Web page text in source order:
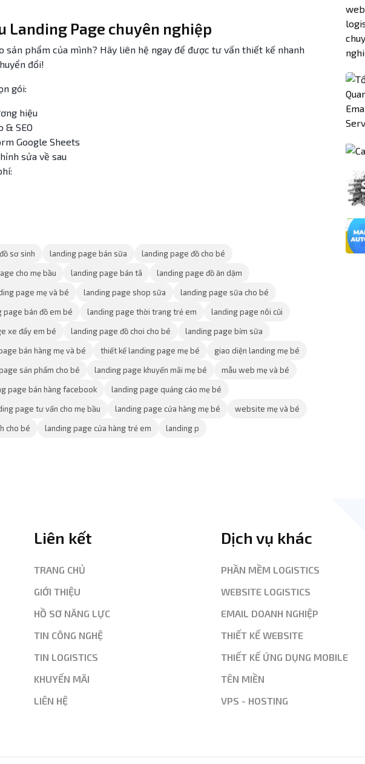
Landing Page chuyên nghiệp
sản phẩm của mình? Hãy liên hệ ngay để được tư vấn thiết kế nhanh
đổi!
gói:
hiệu
& SEO
Google Sheets
sửa về sau
sơ sinh landing page bán sữa
landing page đồ cho bé
cho mẹ bầu landing page bán tã
landing page đồ ăn dặm
page mẹ và bé landing page shop sữa
landing page sữa cho bé
page bán đồ em bé landing page thời trang trẻ em
landing page nôi cũi
xe đẩy em bé landing page đồ chơi cho bé
landing page bỉm sữa
bán hàng mẹ và bé thiết kế landing page mẹ bé
giao diện landing mẹ bé
sản phẩm cho bé landing page khuyến mãi mẹ bé
mẫu web mẹ và bé
page bán hàng facebook
landing page quảng cáo mẹ bé
page tư vấn cho mẹ bầu landing page cửa hàng mẹ bé
website mẹ và bé
cho bé landing page cửa hàng trẻ em landing p
Liên kết
TRANG CHỦ
GIỚI THIỆU
HỒ SƠ NĂNG LỰC
TIN CÔNG NGHỆ
TIN LOGISTICS
KHUYẾN MÃI
LIÊN HỆ
Dịch vụ khác
PHẦN MỀM LOGISTICS
WEBSITE LOGISTICS
EMAIL DOANH NGHIỆP
THIẾT KẾ WEBSITE
THIẾT KẾ ỨNG DỤNG MOBILE
TÊN MIỀN
VPS - HOSTING